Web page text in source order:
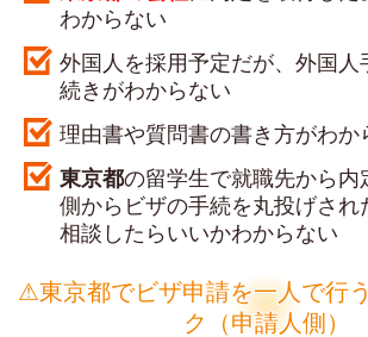
わからない
外国人を採用予定だが、外国人
続きがわからない
理由書や質問書の書き方がわか
東京都の留学生で就職先から内
側からビザの手続を丸投げされ
相談したらいいかわからない
⚠東京都でビザ申請を一人で行
ク（申請人側）